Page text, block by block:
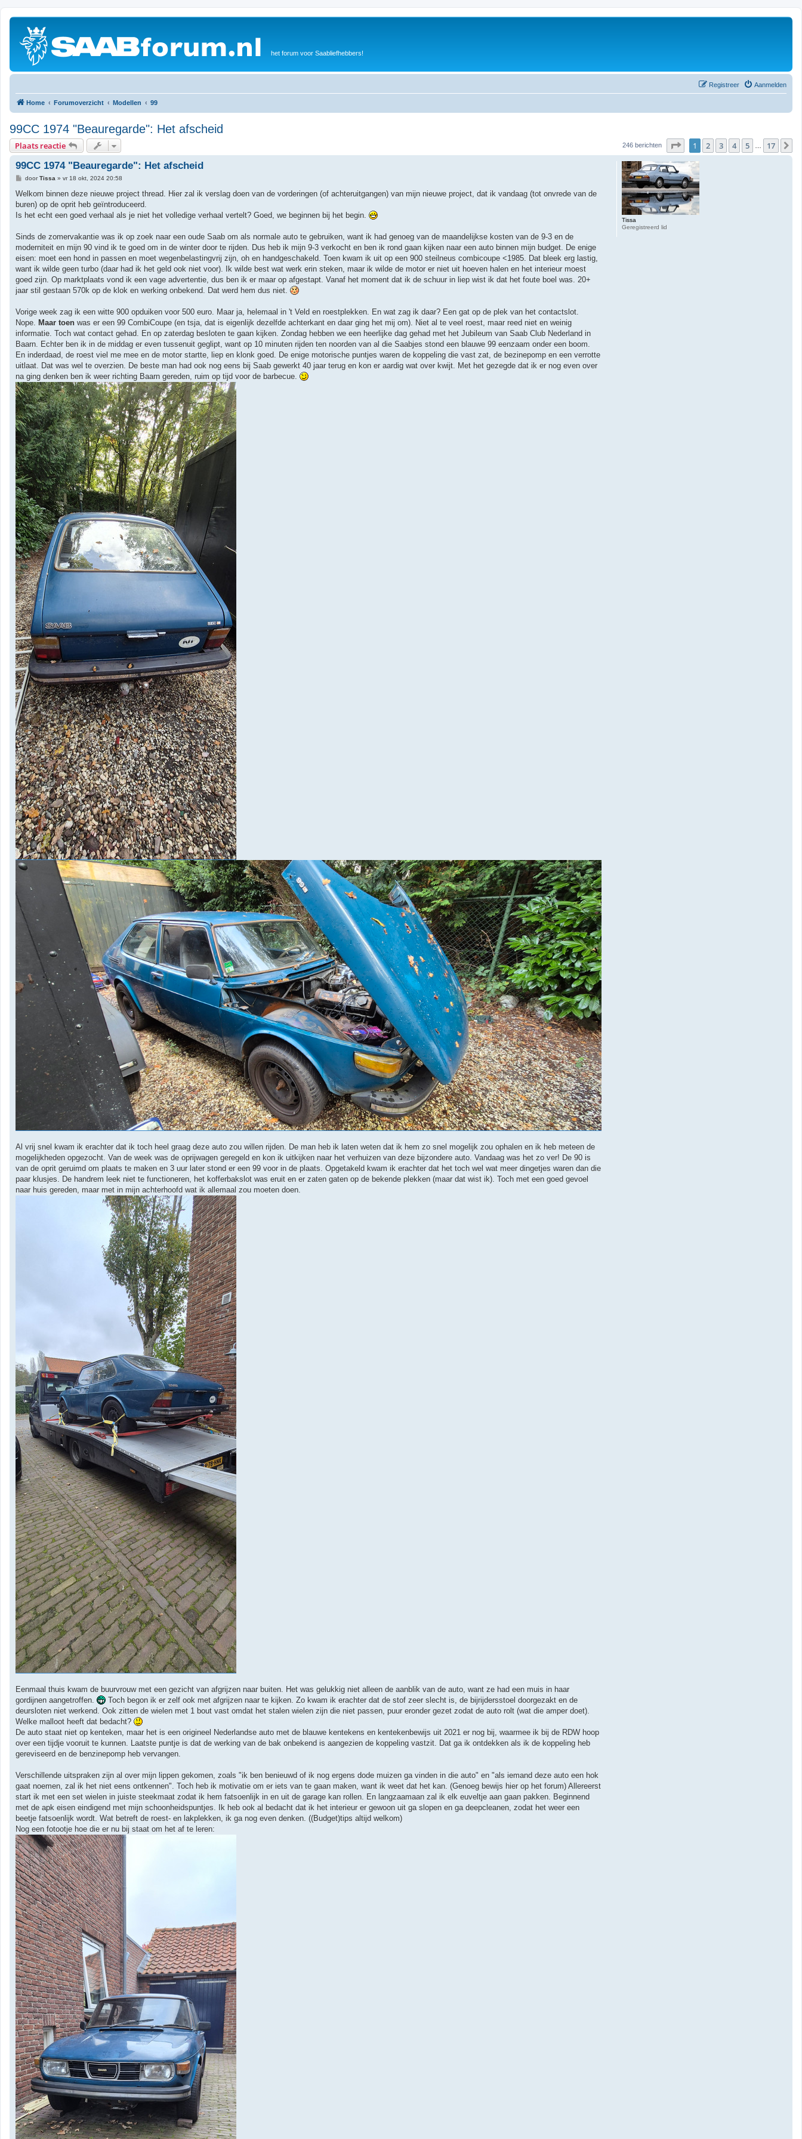
het forum voor Saabliefhebbers!
Aanmelden
Registreer
Home Forumoverzicht Modellen 99
99CC 1974 "Beauregarde": Het afscheid
Plaats reactie 246 berichten Pagina1 van 17
1 2 3 4 5 17
Tissa
Geregistreerd lid
99CC 1974 "Beauregarde": Het afscheid
B
r
c
h
doorTissa » vr 18 okt, 2024 20:58
Welkom binnen deze nieuwe project thread. Hier zal ik verslag doen van de vorderingen (of achteruitgangen) van mijn nieuwe project, dat ik vandaag (tot onvrede van de
buren) op de oprit heb geïntroduceerd.
Is het echt een goed verhaal als je niet het volledige verhaal vertelt? Goed, we beginnen bij het begin.
Sinds de zomervakantie was ik op zoek naar een oude Saab om als normale auto te gebruiken, want ik had genoeg van de maandelijkse kosten van de 9-3 en de
moderniteit en mijn 90 vind ik te goed om in de winter door te rijden. Dus heb ik mijn 9-3 verkocht en ben ik rond gaan kijken naar een auto binnen mijn budget. De enige
eisen: moet een hond in passen en moet wegenbelastingvrij zijn, oh en handgeschakeld. Toen kwam ik uit op een 900 steilneus combicoupe <1985. Dat bleek erg lastig,
want ik wilde geen turbo (daar had ik het geld ook niet voor). Ik wilde best wat werk erin steken, maar ik wilde de motor er niet uit hoeven halen en het interieur moest
goed zijn. Op marktplaats vond ik een vage advertentie, dus ben ik er maar op afgestapt. Vanaf het moment dat ik de schuur in liep wist ik dat het foute boel was. 20+
jaar stil gestaan 570k op de klok en werking onbekend. Dat werd hem dus niet.
Vorige week zag ik een witte 900 opduiken voor 500 euro. Maar ja, helemaal in 't Veld en roestplekken. En wat zag ik daar? Een gat op de plek van het contactslot.
Nope. Maar toen was er een 99 CombiCoupe (en tsja, dat is eigenlijk dezelfde achterkant en daar ging het mij om). Niet al te veel roest, maar reed niet en weinig
informatie. Toch wat contact gehad. En op zaterdag besloten te gaan kijken. Zondag hebben we een heerlijke dag gehad met het Jubileum van Saab Club Nederland in
Baarn. Echter ben ik in de middag er even tussenuit geglipt, want op 10 minuten rijden ten noorden van al die Saabjes stond een blauwe 99 eenzaam onder een boom.
En inderdaad, de roest viel me mee en de motor startte, liep en klonk goed. De enige motorische puntjes waren de koppeling die vast zat, de bezinepomp en een verrotte
uitlaat. Dat was wel te overzien. De beste man had ook nog eens bij Saab gewerkt 40 jaar terug en kon er aardig wat over kwijt. Met het gezegde dat ik er nog even over
na ging denken ben ik weer richting Baarn gereden, ruim op tijd voor de barbecue.
Al vrij snel kwam ik erachter dat ik toch heel graag deze auto zou willen rijden. De man heb ik laten weten dat ik hem zo snel mogelijk zou ophalen en ik heb meteen de
mogelijkheden opgezocht. Van de week was de oprijwagen geregeld en kon ik uitkijken naar het verhuizen van deze bijzondere auto. Vandaag was het zo ver! De 90 is
van de oprit geruimd om plaats te maken en 3 uur later stond er een 99 voor in de plaats. Opgetakeld kwam ik erachter dat het toch wel wat meer dingetjes waren dan die
paar klusjes. De handrem leek niet te functioneren, het kofferbakslot was eruit en er zaten gaten op de bekende plekken (maar dat wist ik). Toch met een goed gevoel
naar huis gereden, maar met in mijn achterhoofd wat ik allemaal zou moeten doen.
Eenmaal thuis kwam de buurvrouw met een gezicht van afgrijzen naar buiten. Het was gelukkig niet alleen de aanblik van de auto, want ze had een muis in haar
gordijnen aangetroffen.
Toch begon ik er zelf ook met afgrijzen naar te kijken. Zo kwam ik erachter dat de stof zeer slecht is, de bijrijdersstoel doorgezakt en de
deursloten niet werkend. Ook zitten de wielen met 1 bout vast omdat het stalen wielen zijn die niet passen, puur eronder gezet zodat de auto rolt (wat die amper doet).
Welke malloot heeft dat bedacht?
De auto staat niet op kenteken, maar het is een origineel Nederlandse auto met de blauwe kentekens en kentekenbewijs uit 2021 er nog bij, waarmee ik bij de RDW hoop
over een tijdje vooruit te kunnen. Laatste puntje is dat de werking van de bak onbekend is aangezien de koppeling vastzit. Dat ga ik ontdekken als ik de koppeling heb
gereviseerd en de benzinepomp heb vervangen.
Verschillende uitspraken zijn al over mijn lippen gekomen, zoals "ik ben benieuwd of ik nog ergens dode muizen ga vinden in die auto" en "als iemand deze auto een hok
gaat noemen, zal ik het niet eens ontkennen". Toch heb ik motivatie om er iets van te gaan maken, want ik weet dat het kan. (Genoeg bewijs hier op het forum) Allereerst
start ik met een set wielen in juiste steekmaat zodat ik hem fatsoenlijk in en uit de garage kan rollen. En langzaamaan zal ik elk euveltje aan gaan pakken. Beginnend
met de apk eisen eindigend met mijn schoonheidspuntjes. Ik heb ook al bedacht dat ik het interieur er gewoon uit ga slopen en ga deepcleanen, zodat het weer een
beetje fatsoenlijk wordt. Wat betreft de roest- en lakplekken, ik ga nog even denken. ((Budget)tips altijd welkom)
Nog een fotootje hoe die er nu bij staat om het af te leren: